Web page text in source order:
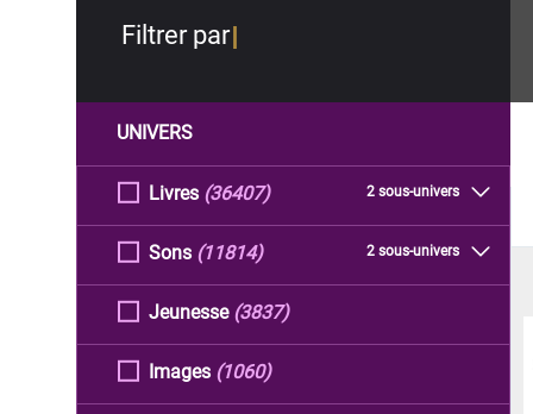
Filtrer par
UNIVERS
Livres 2 sous-univers
(36407)
Sons 2 sous-univers
(11814)
Jeunesse (3837)
Images (1060)